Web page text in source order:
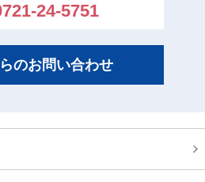
泳競技大会 出場者
会 優勝 日本新記録樹立
会 出場者
結果
競技大会
24-5751
のお問い合わせ